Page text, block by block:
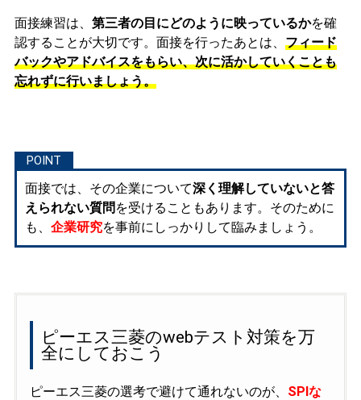
面接練習は、 第三者の目にどのように映っているかを確
認することが大切です。面接を行ったあとは、 フィード
バックやアドバイスをもらい、次に活かしていくことも
忘れずに行いましょう。
面接では、その企業について深く理解していないと答
えられない質問 を受けることもあります。そのために
も、 企業研究を事前にしっかりして臨みましょう。
ピーエス三菱のwebテスト対策を万
全にしておこう
ピーエス三菱の選考で避けて通れないのが、 SPIな